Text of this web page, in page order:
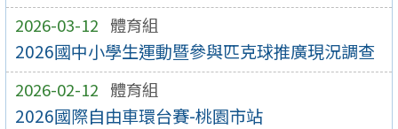
2026-03-12 體育組
2026國中小學生運動暨參與匹克球推廣現況調查
2026-02-12 體育組
2026國際自由車環台賽-桃園市站